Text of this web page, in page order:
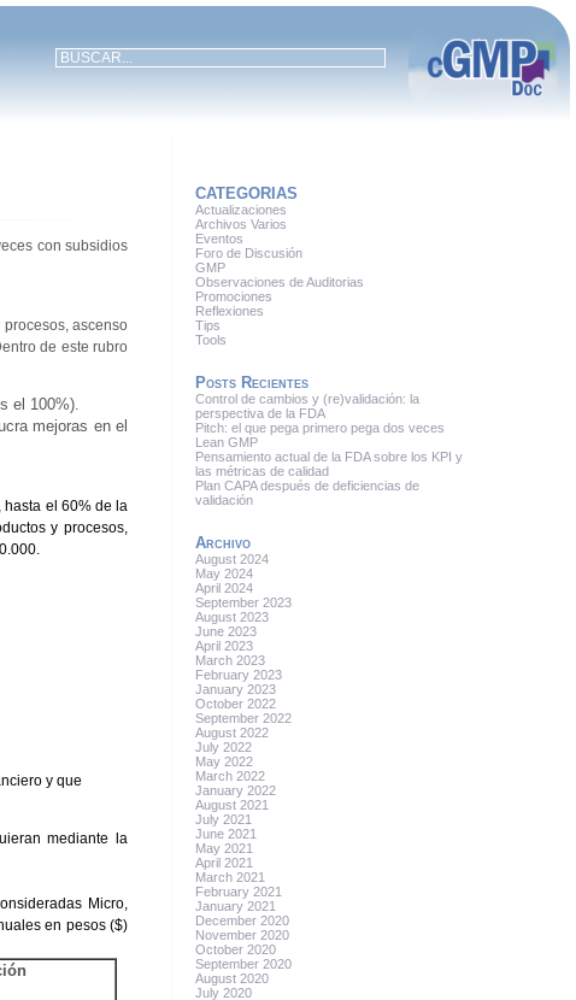
con subsidios
ascenso
de este rubro
el 100%).
mejoras en el
hasta el 60% de la
y procesos,
y que
mediante la
Micro,
en pesos ($)
CATEGORIAS
Actualizaciones
Archivos Varios
Eventos
Foro de Discusión
GMP
Observaciones de Auditorias
Promociones
Reflexiones
Tips
Tools
Posts Recientes
Control de cambios y (re)validación: la
perspectiva de la FDA
Pitch: el que pega primero pega dos veces
Lean GMP
Pensamiento actual de la FDA sobre los KPI y
las métricas de calidad
Plan CAPA después de deficiencias de
validación
Archivo
August 2024
May 2024
April 2024
September 2023
August 2023
June 2023
April 2023
March 2023
February 2023
January 2023
October 2022
September 2022
August 2022
July 2022
May 2022
March 2022
January 2022
August 2021
July 2021
June 2021
May 2021
April 2021
March 2021
February 2021
January 2021
December 2020
November 2020
October 2020
September 2020
August 2020
July 2020